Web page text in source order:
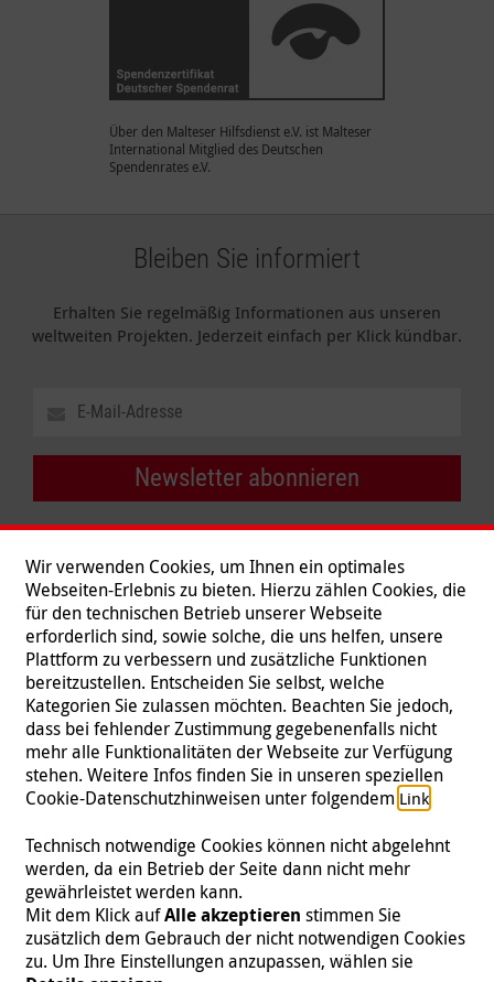
Über den Malteser Hilfsdienst e.V. ist Malteser
International Mitglied des Deutschen
Spendenrates e.V.
Bleiben Sie informiert
Erhalten Sie regelmäßig Informationen aus unseren
weltweiten Projekten. Jederzeit einfach per Klick kündbar.
Newsletter abonnieren
Folgen Sie uns
Impressum | Datenschutz | Kontakt | Presse
© 2026 Malteser International
Wir verwenden Cookies, um Ihnen ein optimales
Webseiten-Erlebnis zu bieten. Hierzu zählen Cookies, die
für den technischen Betrieb unserer Webseite
erforderlich sind, sowie solche, die uns helfen, unsere
Plattform zu verbessern und zusätzliche Funktionen
bereitzustellen. Entscheiden Sie selbst, welche
Kategorien Sie zulassen möchten. Beachten Sie jedoch,
dass bei fehlender Zustimmung gegebenenfalls nicht
mehr alle Funktionalitäten der Webseite zur Verfügung
stehen. Weitere Infos finden Sie in unseren speziellen
Cookie-Datenschutzhinweisen unter folgendem Link.
Technisch notwendige Cookies können nicht abgelehnt
werden, da ein Betrieb der Seite dann nicht mehr
gewährleistet werden kann.
Mit dem Klick aufAlle akzeptieren stimmen Sie
zusätzlich dem Gebrauch der nicht notwendigen Cookies
zu. Um Ihre Einstellungen anzupassen, wählen sie